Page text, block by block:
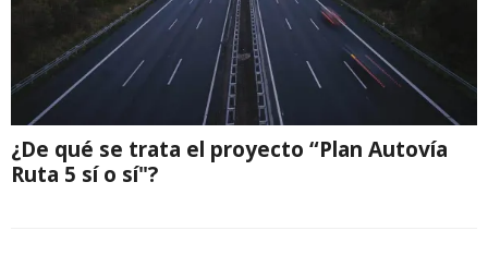
¿De qué se trata el proyecto “Plan Autovía
Ruta 5 sí o sí"?